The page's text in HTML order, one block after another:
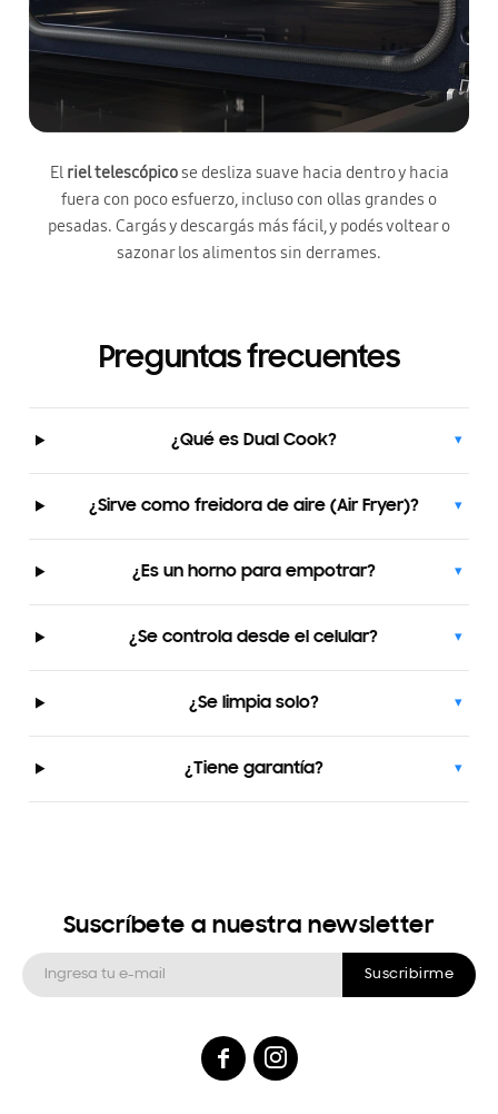
El riel telescópicose desliza suave hacia dentro y hacia
fuera con poco esfuerzo, incluso con ollas grandes o
pesadas. Cargás y descargás más fácil, y podés voltear o
sazonar los alimentos sin derrames.
Preguntas frecuentes
¿Qué es Dual Cook? ▾
¿Sirve como freidora de aire (Air Fryer)? ▾
¿Es un horno para empotrar? ▾
¿Se controla desde el celular? ▾
¿Se limpia solo? ▾
¿Tiene garantía? ▾
Suscríbete a nuestra newsletter
Suscribirme
 